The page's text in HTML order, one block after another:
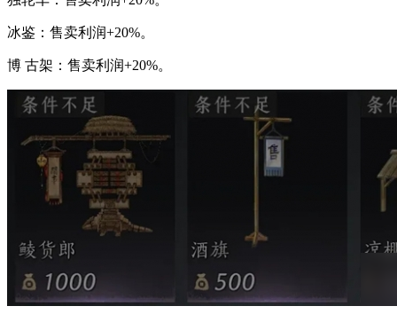
冰鉴：售卖利润+20%。
博 古架：售卖利润+20%。